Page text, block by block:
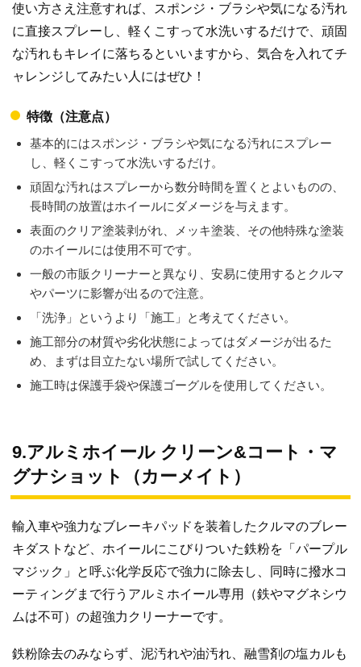
使い方さえ注意すれば、スポンジ・ブラシや気になる汚れ
に直接スプレーし、軽くこすって水洗いするだけで、頑固
な汚れもキレイに落ちるといいますから、気合を入れてチ
ャレンジしてみたい人にはぜひ！
特徴（注意点）
基本的にはスポンジ・ブラシや気になる汚れにスプレー
し、軽くこすって水洗いするだけ。
頑固な汚れはスプレーから数分時間を置くとよいものの、
長時間の放置はホイールにダメージを与えます。
表面のクリア塗装剥がれ、メッキ塗装、その他特殊な塗装
のホイールには使用不可です。
一般の市販クリーナーと異なり、安易に使用するとクルマ
やパーツに影響が出るので注意。
「洗浄」というより「施工」と考えてください。
施工部分の材質や劣化状態によってはダメージが出るた
め、まずは目立たない場所で試してください。
施工時は保護手袋や保護ゴーグルを使用してください。
9.アルミホイール クリーン&コート・マ
グナショット（カーメイト）
輸入車や強力なブレーキパッドを装着したクルマのブレー
キダストなど、ホイールにこびりついた鉄粉を「パープル
マジック」と呼ぶ化学反応で強力に除去し、同時に撥水コ
ーティングまで行うアルミホイール専用（鉄やマグネシウ
ムは不可）の超強力クリーナーです。
鉄粉除去のみならず、泥汚れや油汚れ、融雪剤の塩カルも